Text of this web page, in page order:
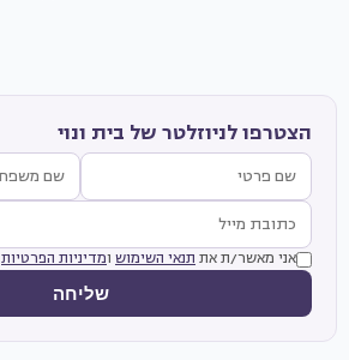
הצטרפו לניוזלטר של בית ונוי
אני מאשר/ת את תנאי השימוש ומדיניות הפרטיות
שליחה